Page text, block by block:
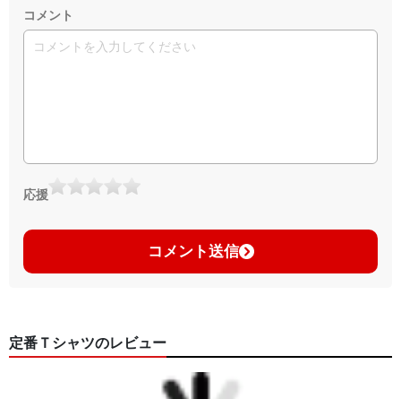
コメント
応援
コメント送信
定番Ｔシャツのレビュー